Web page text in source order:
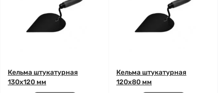
Кельма штукатурная
130x120 мм
Кельма штукатурная
120x80 мм